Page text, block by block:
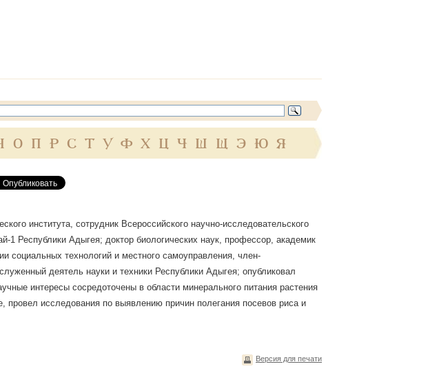
О П Р С Т У Ф Х Ц Ч Ш Щ Э Ю Я
института, сотрудник Всероссийского научно-исследовательского
1 Республики Адыгея; доктор биологических наук, профессор, академик
социальных технологий и местного самоуправления, член-
деятель науки и техники Республики Адыгея; опубликовал
интересы сосредоточены в области минерального питания растения
исследования по выявлению причин полегания посевов риса и
Версия для печати